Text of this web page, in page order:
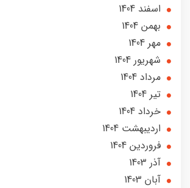
اسفند 1404
بهمن 1404
مهر 1404
شهریور 1404
مرداد 1404
تير 1404
خرداد 1404
ارديبهشت 1404
فروردین 1404
آذر 1403
آبان 1403